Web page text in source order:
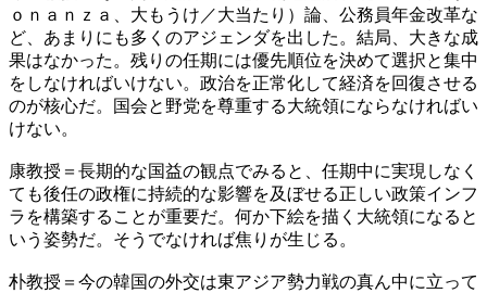
ｏｎａｎｚａ、大もうけ／大当たり）論、公務員年金改革な
ど、あまりにも多くのアジェンダを出した。結局、大きな成
果はなかった。残りの任期には優先順位を決めて選択と集中
をしなければいけない。政治を正常化して経済を回復させる
のが核心だ。国会と野党を尊重する大統領にならなければい
けない。
康教授＝長期的な国益の観点でみると、任期中に実現しなく
ても後任の政権に持続的な影響を及ぼせる正しい政策インフ
ラを構築することが重要だ。何か下絵を描く大統領になると
いう姿勢だ。そうでなければ焦りが生じる。
朴教授＝今の韓国の外交は東アジア勢力戦の真ん中に立って